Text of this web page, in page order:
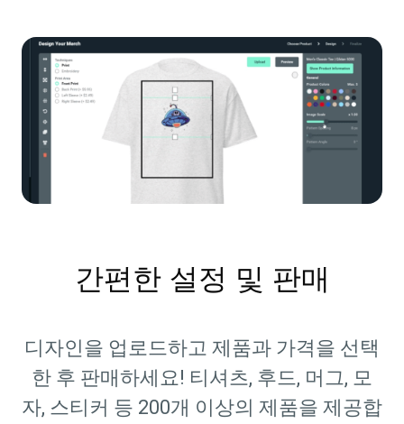
간편한 설정 및 판매
디자인을 업로드하고 제품과 가격을 선택
한 후 판매하세요! 티셔츠, 후드, 머그, 모
자, 스티커 등 200개 이상의 제품을 제공합